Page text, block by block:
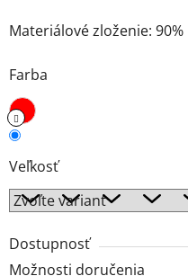
Materiálové zloženie:
Farba
Veľkosť
Dostupnosť
Možnosti doručenia